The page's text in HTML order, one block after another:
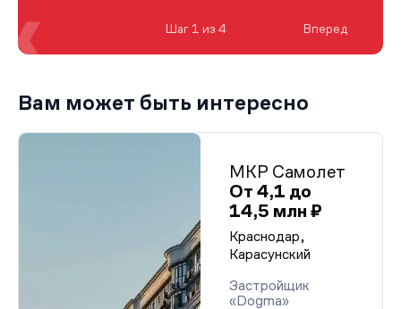
Шаг 1 из 4 Вперед
Вам может быть интересно
МКР Самолет
От 4,1 до
14,5 млн ₽
Краснодар,
Карасунский
Застройщик
«Dogma»